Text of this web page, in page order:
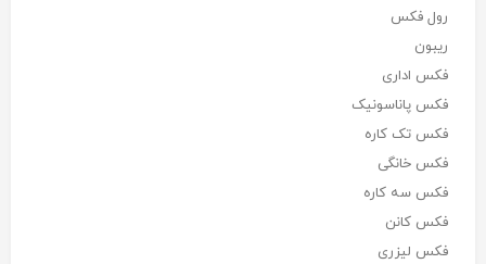
رول فکس
ریبون
فکس اداری
فکس پاناسونیک
فکس تک کاره
فکس خانگی
فکس سه کاره
فکس کانن
فکس لیزری